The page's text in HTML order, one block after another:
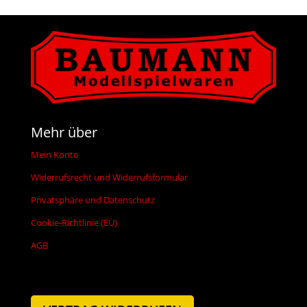
Mehr über
Mein Konto
Widerrufsrecht und Widerrufsformular
Privatsphäre und Datenschutz
Cookie-Richtlinie (EU)
AGB